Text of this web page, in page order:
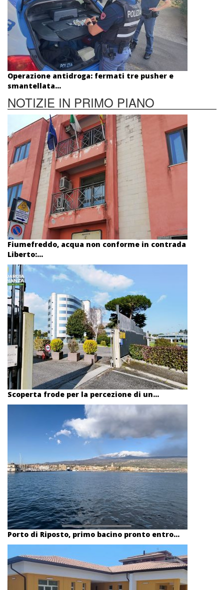
Operazione antidroga: fermati tre pusher e
smantellata...
NOTIZIE IN PRIMO PIANO
Fiumefreddo, acqua non conforme in contrada
Liberto:...
Scoperta frode per la percezione di un...
Porto di Riposto, primo bacino pronto entro...